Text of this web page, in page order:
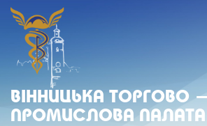
ВIННИЦЬКА ТОРГОВО -
ПРОМИСЛОВА ПАЛАТА